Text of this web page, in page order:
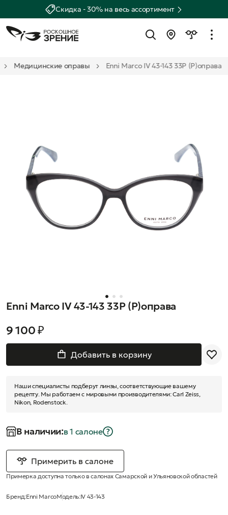
Скидка - 30% на весь ассортимент
Медицинские оправы Enni Marco IV 43-143 33P (Р)оправа
Enni Marco IV 43-143 33P (Р)оправа
9 100 ₽
Добавить в корзину
Наши специалисты подберут линзы, соответствующие вашему
рецепту. Мы работаем с мировыми производителями: Carl Zeiss,
Nikon, Rodenstock.
В наличии:в 1 салонe
Примерить в салоне
Примерка доступна только в салонах Самарской и Ульяновской областей
Бренд:Enni MarcoМодель:IV 43-143